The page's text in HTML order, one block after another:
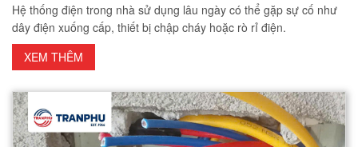
Hệ thống điện trong nhà sử dụng lâu ngày có thể gặp sự cố như
dây điện xuống cấp, thiết bị chập cháy hoặc rò rỉ điện.
XEM THÊM